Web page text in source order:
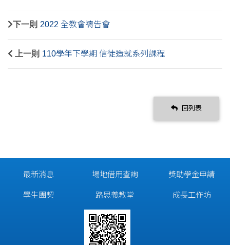
下一則 2022 全教會禱告會
上一則 110學年下學期 信徒造就系列課程
回列表
最新消息
學生團契
場地借用查詢
路思義教堂
獎助學金申請
成長工作坊